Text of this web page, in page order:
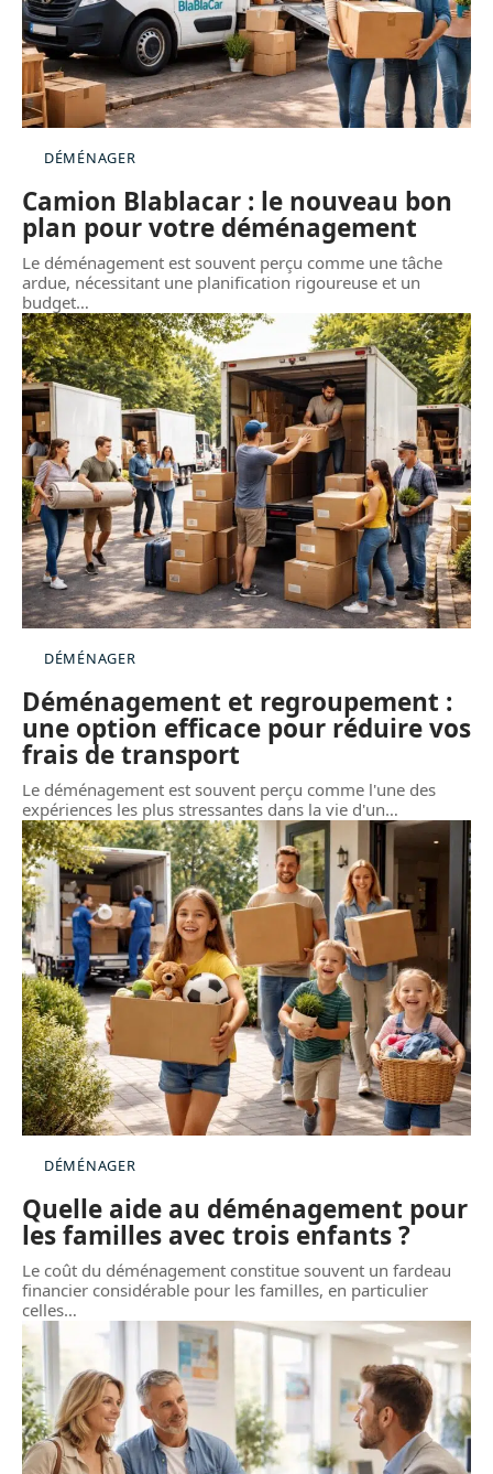
DÉMÉNAGER
Camion Blablacar : le nouveau bon
plan pour votre déménagement
Le déménagement est souvent perçu comme une tâche
ardue, nécessitant une planification rigoureuse et un
budget…
DÉMÉNAGER
Déménagement et regroupement :
une option efficace pour réduire vos
frais de transport
Le déménagement est souvent perçu comme l'une des
expériences les plus stressantes dans la vie d'un…
DÉMÉNAGER
Quelle aide au déménagement pour
les familles avec trois enfants ?
Le coût du déménagement constitue souvent un fardeau
financier considérable pour les familles, en particulier
celles…